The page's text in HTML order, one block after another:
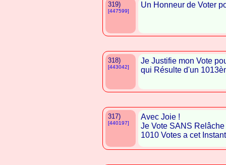
319)
[447599]
Un Honneur de Voter
318)
[443042]
Je Justifie mon Vote
qui Résulte d'un
317)
[440197]
Avec Joie !
Je Vote SANS
1010 Votes a cet